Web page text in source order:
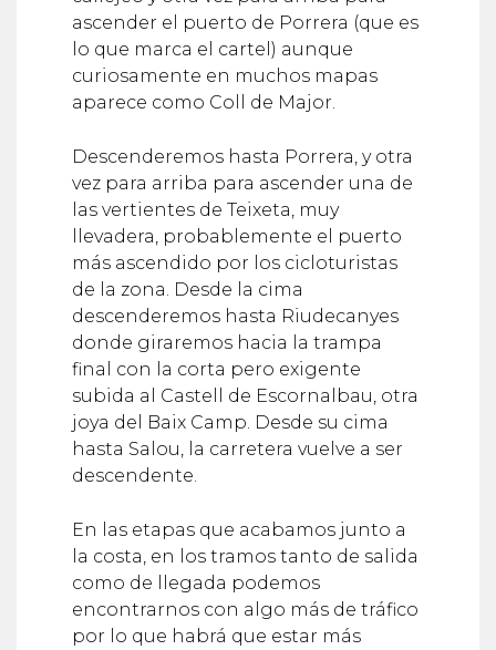
ascender el puerto de Porrera (que es
lo que marca el cartel) aunque
curiosamente en muchos mapas
aparece como Coll de Major.
Descenderemos hasta Porrera, y otra
vez para arriba para ascender una de
las vertientes de Teixeta, muy
llevadera, probablemente el puerto
más ascendido por los cicloturistas
de la zona. Desde la cima
descenderemos hasta Riudecanyes
donde giraremos hacia la trampa
final con la corta pero exigente
subida al Castell de Escornalbau, otra
joya del Baix Camp. Desde su cima
hasta Salou, la carretera vuelve a ser
descendente.
En las etapas que acabamos junto a
la costa, en los tramos tanto de salida
como de llegada podemos
encontrarnos con algo más de tráfico
por lo que habrá que estar más